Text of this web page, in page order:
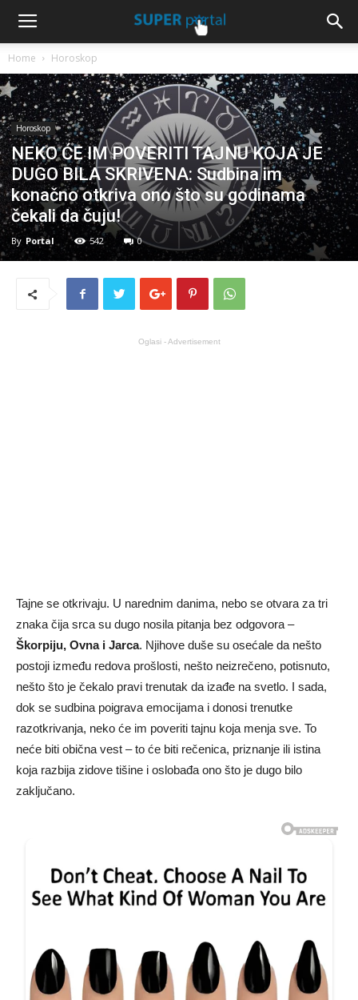
Home Horoskop
Horoskop
NEKO ĆE IM POVERITI TAJNU KOJA JE
DUGO BILA SKRIVENA: Sudbina im
konačno otkriva ono što su godinama
čekali da čuju!
By Portal 542 0
Oglasi - Advertisement
Tajne se otkrivaju. U narednim danima, nebo se otvara za tri
znaka čija srca su dugo nosila pitanja bez odgovora –
Škorpiju, Ovna i Jarca. Njihove duše su osećale da nešto
postoji između redova prošlosti, nešto neizrečeno, potisnuto,
nešto što je čekalo pravi trenutak da izađe na svetlo. I sada,
dok se sudbina poigrava emocijama i donosi trenutke
razotkrivanja, neko će im poveriti tajnu koja menja sve. To
neće biti obična vest – to će biti rečenica, priznanje ili istina
koja razbija zidove tišine i oslobađa ono što je dugo bilo
zaključano.